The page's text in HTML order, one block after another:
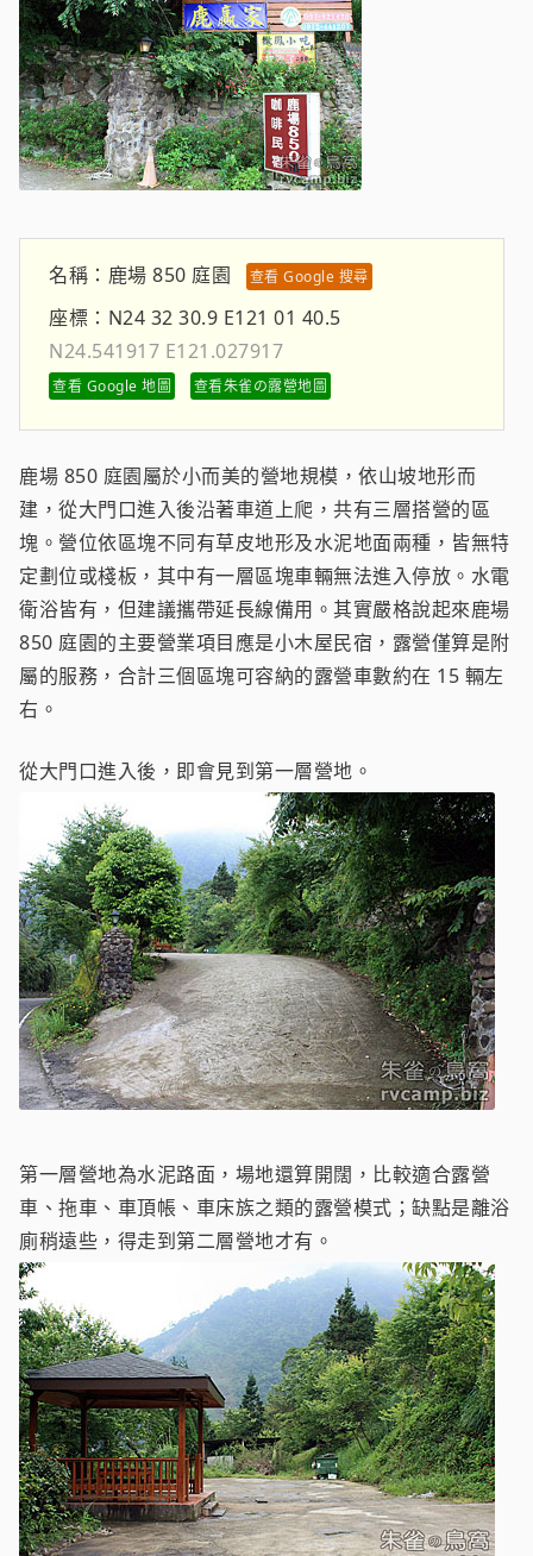
名稱： 鹿場 850 庭園 查看 Google 搜尋
座標： N24 32 30.9 E121 01 40.5
N24.541917 E121.027917
查看 Google 地圖 查看朱雀の露營地圖
鹿場 850 庭園屬於小而美的營地規模，依山坡地形而
建，從大門口進入後沿著車道上爬，共有三層搭營的區
塊。營位依區塊不同有草皮地形及水泥地面兩種，皆無特
定劃位或棧板，其中有一層區塊車輛無法進入停放。水電
衛浴皆有，但建議攜帶延長線備用。其實嚴格說起來鹿場
850 庭園的主要營業項目應是小木屋民宿，露營僅算是附
屬的服務，合計三個區塊可容納的露營車數約在 15 輛左
右。
從大門口進入後，即會見到第一層營地。
第一層營地為水泥路面，場地還算開闊，比較適合露營
車、拖車、車頂帳、車床族之類的露營模式；缺點是離浴
廁稍遠些，得走到第二層營地才有。